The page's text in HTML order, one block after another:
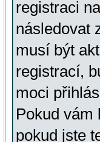
registraci
následovat
musí být
registrací,
moci
Pokud vám
pokud jste